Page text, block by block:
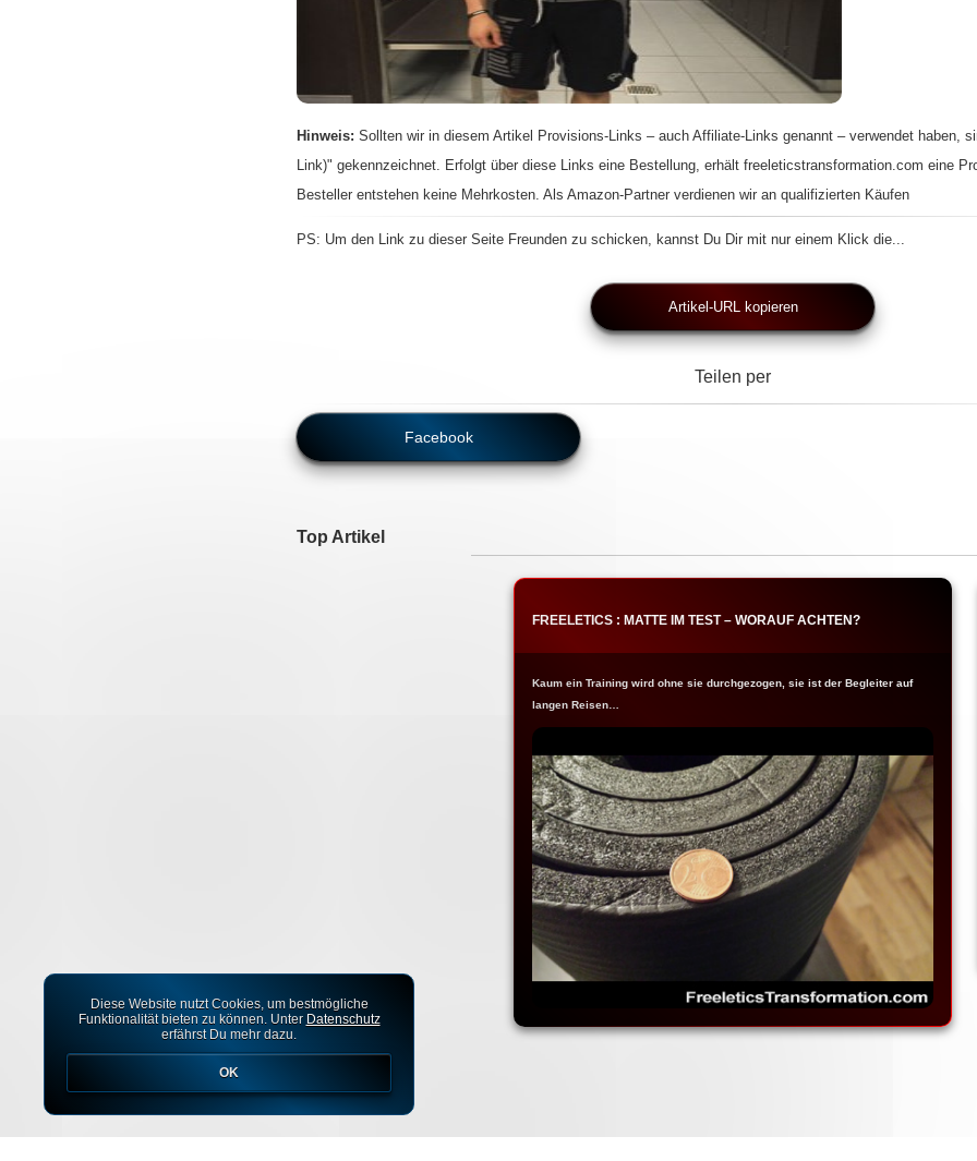
Hinweis: Sollten wir in diesem Artikel Provisions-Links – auch Affiliate-Links genannt – verwendet haben,
Link)" gekennzeichnet. Erfolgt über diese Links eine Bestellung, erhält freeleticstransformation.com eine
Besteller entstehen keine Mehrkosten. Als Amazon-Partner verdienen wir an qualifizierten Käufen
PS: Um den Link zu dieser Seite Freunden zu schicken, kannst Du Dir mit nur einem Klick die...
Artikel-URL kopieren
Teilen per
Facebook
Top Artikel
FREELETICS : MATTE IM TEST – WORAUF ACHTEN?
Kaum ein Training wird ohne sie durchgezogen, sie ist der Begleiter auf
langen Reisen…
Diese Website nutzt Cookies, um bestmögliche
Funktionalität bieten zu können. Unter Datenschutz
erfährst Du mehr dazu.
OK